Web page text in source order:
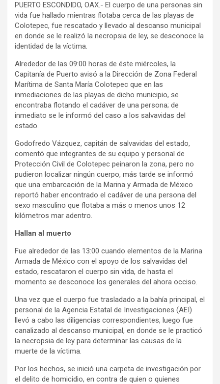
PUERTO ESCONDIDO, OAX.- El cuerpo de una personas sin
vida fue hallado mientras flotaba cerca de las playas de
Colotepec, fue rescatado y llevado al descanso municipal
en donde se le realizó la necropsia de ley, se desconoce la
identidad de la víctima.
Alrededor de las 09:00 horas de éste miércoles, la
Capitanía de Puerto avisó a la Dirección de Zona Federal
Marítima de Santa María Colotepec que en las
inmediaciones de las playas de dicho municipio, se
encontraba flotando el cadáver de una persona; de
inmediato se le informó del caso a los salvavidas del
estado.
Godofredo Vázquez, capitán de salvavidas del estado,
comentó que integrantes de su equipo y personal de
Protección Civil de Colotepec peinaron la zona, pero no
pudieron localizar ningún cuerpo, más tarde se informó
que una embarcación de la Marina y Armada de México
reportó haber encontrado el cadáver de una persona del
sexo masculino que flotaba a más o menos unos 12
kilómetros mar adentro.
Hallan al muerto
Fue alrededor de las 13:00 cuando elementos de la Marina
Armada de México con el apoyo de los salvavidas del
estado, rescataron el cuerpo sin vida, de hasta el
momento se desconoce los generales del ahora occiso.
Una vez que el cuerpo fue trasladado a la bahía principal, el
personal de la Agencia Estatal de Investigaciones (AEI)
llevó a cabo las diligencias correspondientes, luego fue
canalizado al descanso municipal, en donde se le practicó
la necropsia de ley para determinar las causas de la
muerte de la víctima.
Por los hechos, se inició una carpeta de investigación por
el delito de homicidio, en contra de quien o quienes